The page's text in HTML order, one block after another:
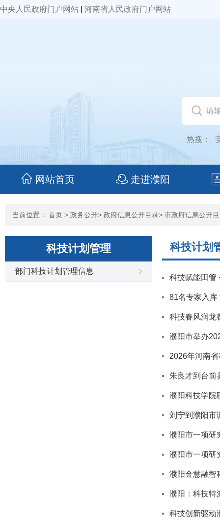
中央人民政府门户网站 河南省人民政府门户网站
热搜：
网站首页 走进濮阳
当前位置： 首页 > 政务公开> 政府信息公开目录> 市政府信息公开
科技计划管理
部门科技计划管理信息
科技计划
科技赋能田管
81名专家入库
科技春风润
濮阳市举办
2026年河南
朱良才到台前
濮阳科技学院
刘宁到濮阳市
濮阳市一项研
濮阳市一项研
濮阳金慧融智
濮阳：科技特
科技创新驱动